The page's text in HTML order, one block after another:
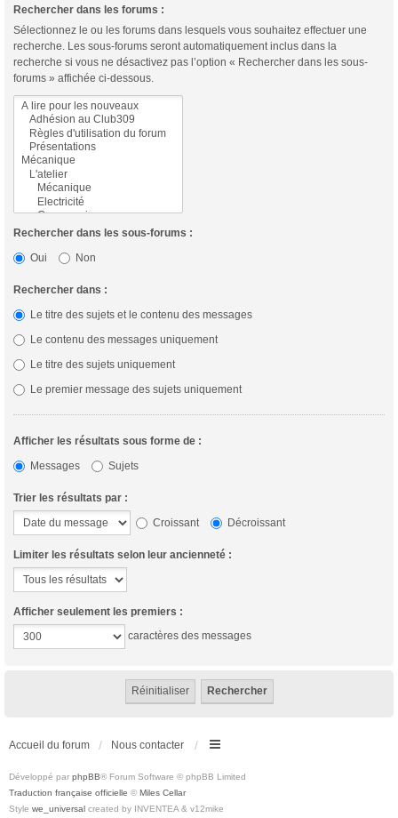
Rechercher dans les forums :
Sélectionnez le ou les forums dans lesquels vous souhaitez effectuer une
recherche. Les sous-forums seront automatiquement inclus dans la
recherche si vous ne désactivez pas l’option « Rechercher dans les sous-
forums » affichée ci-dessous.
Rechercher dans les sous-forums :
Oui
Non
Rechercher dans :
Le titre des sujets et le contenu des messages
Le contenu des messages uniquement
Le titre des sujets uniquement
Le premier message des sujets uniquement
Afficher les résultats sous forme de :
Messages
Sujets
Trier les résultats par :
Croissant
Décroissant
Limiter les résultats selon leur ancienneté :
Afficher seulement les premiers :
caractères des messages
Accueil du forum Nous contacter
Développé par phpBB® Forum Software © phpBB Limited
Traduction française officielle © Miles Cellar
Style we_universal created by INVENTEA & v12mike